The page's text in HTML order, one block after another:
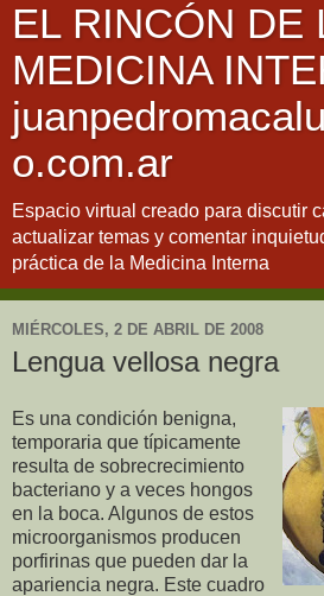
EL RINCÓN DE
MEDICINA
o.com.ar
Espacio virtual creado para discutir
actualizar temas y comentar
práctica de la Medicina Interna
MIÉRCOLES, 2 DE ABRIL DE 2008
Lengua vellosa negra
Es una condición benigna,
temporaria que típicamente
resulta de sobrecrecimiento
bacteriano y a veces hongos
en la boca. Algunos de estos
microorganismos producen
porfirinas que pueden dar la
apariencia negra. Este cuadro